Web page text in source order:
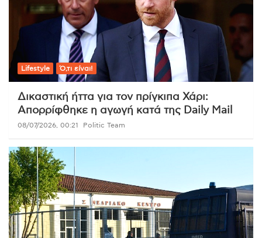
Lifestyle Ό,τι είναι!
Δικαστική ήττα για τον πρίγκιπα Χάρι:
Απορρίφθηκε η αγωγή κατά της Daily Mail
08/07/2026, 00:21 Politic Team